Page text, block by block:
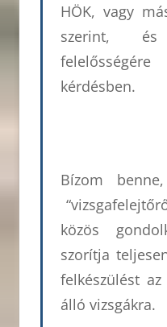
HÖK, vagy
szerint,
kérdésben.
Bízom
közös
szorítja
felkészülést
álló vizsgákra.